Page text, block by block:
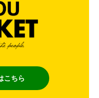
こちら